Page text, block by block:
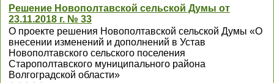
Решение Новополтавской сельской Думы от
23.11.2018 г. № 33
О проекте решения Новополтавской сельской Думы «О
внесении изменений и дополнений в Устав
Новополтавского сельского поселения
Старополтавского муниципального района
Волгоградской области»